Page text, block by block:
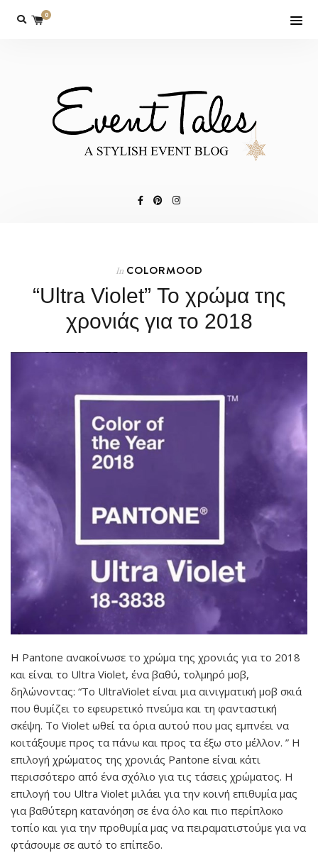
0
In COLORMOOD
“Ultra Violet” Το χρώμα της
χρονιάς για το 2018
Η Pantone ανακοίνωσε το χρώμα της χρονιάς για το 2018
και είναι το Ultra Violet, ένα βαθύ, τολμηρό μοβ,
δηλώνοντας: “Το UltraViolet είναι μια αινιγματική μοβ σκιά
που θυμίζει το εφευρετικό πνεύμα και τη φανταστική
σκέψη. Το Violet ωθεί τα όρια αυτού που μας εμπνέει να
κοιτάξουμε προς τα πάνω και προς τα έξω στο μέλλον. ” Η
επιλογή χρώματος της χρονιάς Pantone είναι κάτι
περισσότερο από ένα σχόλιο για τις τάσεις χρώματος. Η
επιλογή του Ultra Violet μιλάει για την κοινή επιθυμία μας
για βαθύτερη κατανόηση σε ένα όλο και πιο περίπλοκο
τοπίο και για την προθυμία μας να πειραματιστούμε για να
φτάσουμε σε αυτό το επίπεδο.